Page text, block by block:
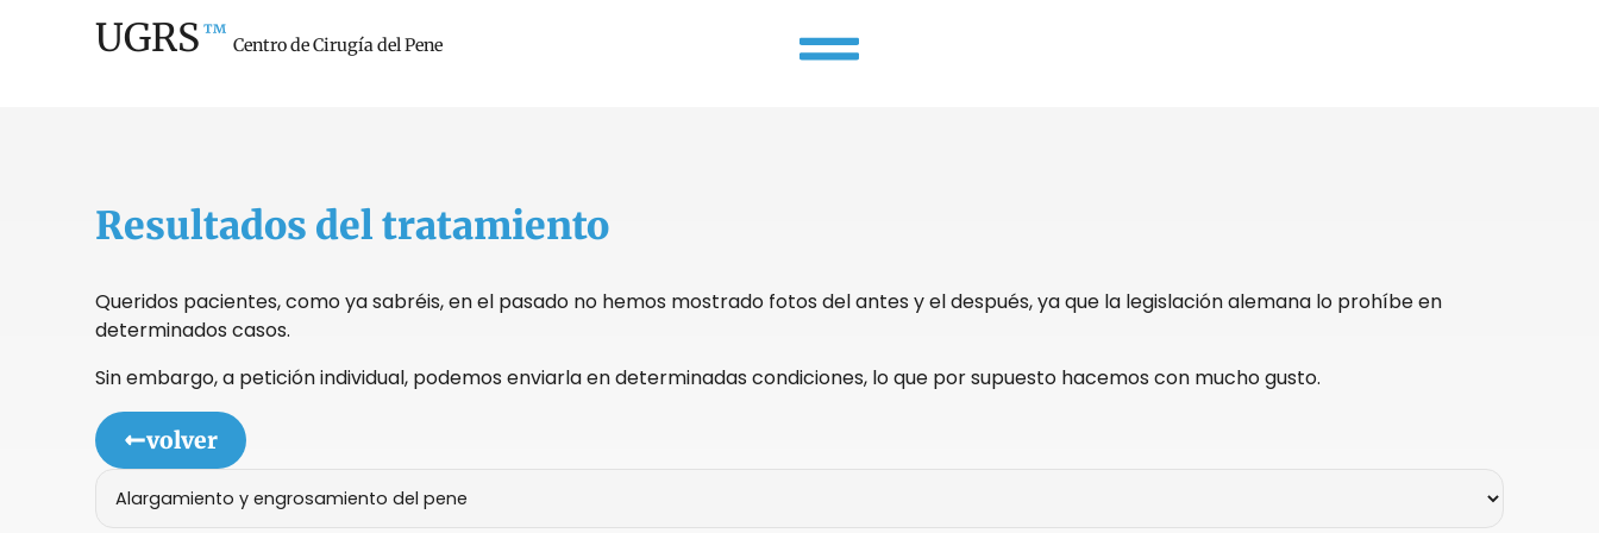
UGRS™ Centro de Cirugía del Pene
Resultados del tratamiento
Queridos pacientes, como ya sabréis, en el pasado no hemos mostrado fotos del antes y el después, ya que la legislación alemana lo prohíbe en
determinados casos.
Sin embargo, a petición individual, podemos enviarla en determinadas condiciones, lo que por supuesto hacemos con mucho gusto.
volver